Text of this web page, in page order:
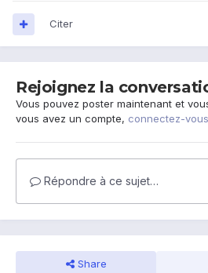
Citer
Rejoignez la
Vous pouvez poster maintenant et
vous avez un compte, connectez-
Répondre à ce sujet…
Share